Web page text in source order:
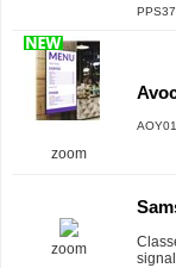
zoom
zoom